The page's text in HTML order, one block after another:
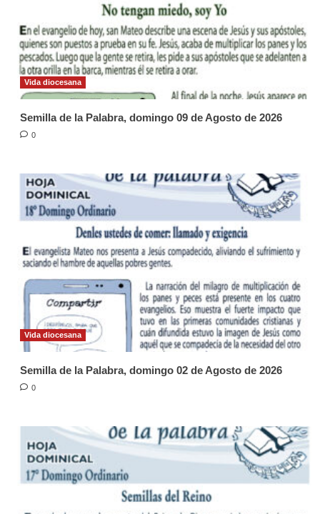
Vida diocesana
Semilla de la Palabra, domingo 09 de Agosto de 2026
0
Vida diocesana
Semilla de la Palabra, domingo 02 de Agosto de 2026
0